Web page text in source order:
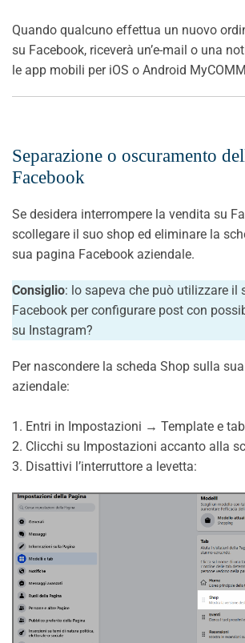
Quando qualcuno effettua un nuovo
su Facebook, riceverà un’e-mail o una
le app mobili per iOS o Android
Separazione o oscuramento
Facebook
Se desidera interrompere la vendita su
scollegare il suo shop ed eliminare la
sua pagina Facebook aziendale.
Consiglio: lo sapeva che può utilizzare il
Facebook per configurare post con
su Instagram?
Per nascondere la scheda Shop sulla
aziendale:
1. Entri in Impostazioni → Template e
2. Clicchi su Impostazioni accanto alla
3. Disattivi l’interruttore a levetta: